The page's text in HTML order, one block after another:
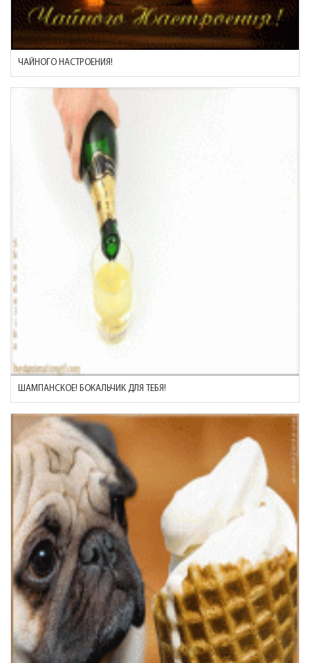
ЧАЙНОГО НАСТРОЕНИЯ!
ШАМПАНСКОЕ! БОКАЛЬЧИК ДЛЯ ТЕБЯ!